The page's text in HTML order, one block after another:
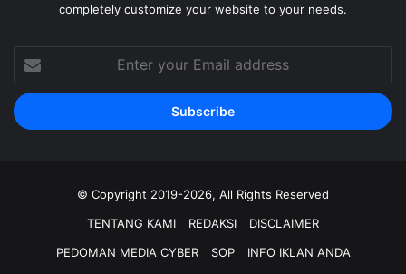
completely customize your website to your needs.
your
Email
address
© Copyright 2019-2026, All Rights Reserved
TENTANG KAMI
REDAKSI
DISCLAIMER
PEDOMAN MEDIA CYBER
SOP INFO IKLAN ANDA